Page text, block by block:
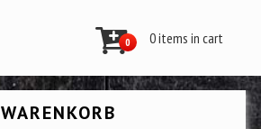
0 0 items in cart
WARENKORB